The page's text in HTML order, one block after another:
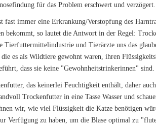
für das Problem erschwert und verzögert.
fast immer eine Erkrankung/Verstopfung des
bekommt, so lautet die Antwort in der Regel:
und Tierärzte uns das
es als Wildtiere gewohnt waren, ihren
dass sie keine "Gewohnheitstrinkerinnen" sind.
das keinerlei Feuchtigkeit enthält, daher
Trockenfutter in eine Tasse Wasser und
wir, wie viel Flüssigkeit die Katze benötigen
Verfügung zu haben, um die Blase optimal zu